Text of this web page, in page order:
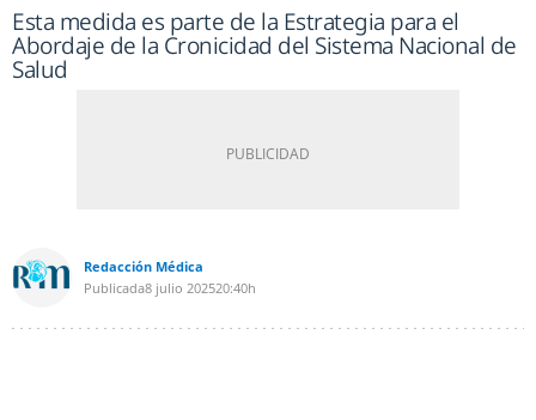
Esta medida es parte de la Estrategia para el
Abordaje de la Cronicidad del Sistema Nacional de
Salud
Redacción Médica
Publicada8 julio 202520:40h